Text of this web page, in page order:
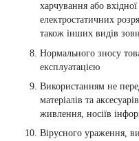
харчування або
електростатичних
також інших видів
Нормального зносу
експлуатацією
Використанням не
матеріалів та
живлення, носіїв
Вірусного ураження,